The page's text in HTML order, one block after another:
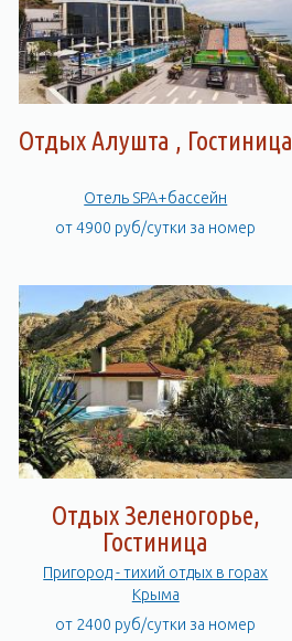
Отдых Алушта , Гостиница
Отель SPA+бассейн
от 4900 руб/сутки за номер
Отдых Зеленогорье,
Гостиница
Пригород - тихий отдых в горах
Крыма
от 2400 руб/сутки за номер